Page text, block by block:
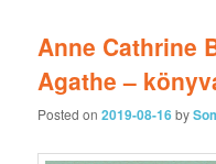
Anne Cathrine
Agathe –
Posted on2019-08-16by